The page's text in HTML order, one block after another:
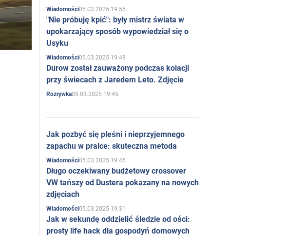
Wiadomości05.03.2025 19:55
"Nie próbuję kpić": były mistrz świata w
upokarzający sposób wypowiedział się o
Usyku
Wiadomości05.03.2025 19:48
Durow został zauważony podczas kolacji
przy świecach z Jaredem Leto. Zdjęcie
Rozrywka05.03.2025 19:45
Jak pozbyć się pleśni i nieprzyjemnego
zapachu w pralce: skuteczna metoda
Wiadomości05.03.2025 19:45
Długo oczekiwany budżetowy crossover
VW tańszy od Dustera pokazany na nowych
zdjęciach
Wiadomości05.03.2025 19:31
Jak w sekundę oddzielić śledzie od ości:
prosty life hack dla gospodyń domowych